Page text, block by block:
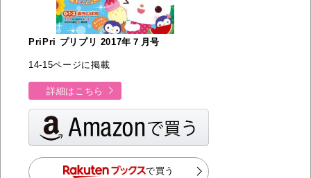
PriPri プリプリ 2017年７月号
14-15ページに掲載
詳細はこちら
で買う